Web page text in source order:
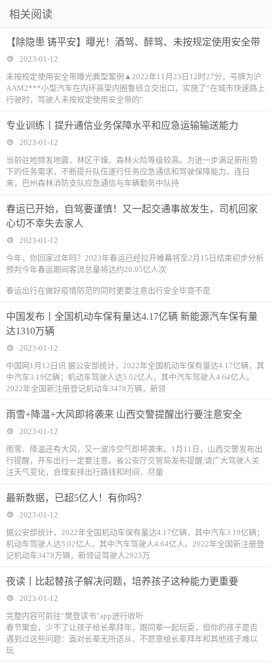
相关阅读
【除隐患 铸平安】曝光！酒驾、醉驾、未按规定使用安全带
2023-01-12
未按规定使用安全带曝光典型案例▲2022年11月23日12时27分，号牌为沪
AAM2***小型汽车在内环高架内圈鲁班立交出口，实施了“在城市快速路上
行驶时，驾驶人未按规定使用安全带的”
专业训练丨提升通信业务保障水平和应急运输输送能力
2023-01-12
当前驻地频发地震，林区干燥，森林火险等级较高。为进一步满足新形势
下的任务需求，不断提升队伍遂行任务应急通信和驾驶保障能力，连日
来，巴州森林消防支队应急通信与车辆勤务中队持
春运已开始，自驾要谨慎！又一起交通事故发生，司机回家
心切不幸失去家人
2023-01-12
今年，你回家过年吗？2023年春运已经拉开帷幕将至2月15日结束初步分析
预判今年春运期间客流总量将达约20.95亿人次
春运出行在做好疫情防范的同时更要注意出行安全毕竟不是
中国发布丨全国机动车保有量达4.17亿辆 新能源汽车保有量
达1310万辆
2023-01-12
中国网1月12日讯 据公安部统计，2022年全国机动车保有量达4.17亿辆，其
中汽车3.19亿辆；机动车驾驶人达5.02亿人，其中汽车驾驶人4.64亿人。
2022年全国新注册登记机动车3478万辆，新领
雨雪+降温+大风即将袭来 山西交警提醒出行要注意安全
2023-01-12
雨雪、降温还有大风，又一波冷空气即将袭来。1月11日，山西交警发布出
行提醒，开车出行一定要注意。省公安厅交管局发布提醒,请广大驾驶人关
注天气变化，合理安排出行路线和时间，尽量
最新数据，已超5亿人！有你吗？
2023-01-12
据公安部统计，2022年全国机动车保有量达4.17亿辆，其中汽车3.19亿辆；
机动车驾驶人达5.02亿人，其中汽车驾驶人4.64亿人。2022年全国新注册登
记机动车3478万辆，新领证驾驶人2923万
夜读丨比起替孩子解决问题，培养孩子这种能力更重要
2023-01-12
完整内容可前往“樊登读书”app进行收听
春节聚会，少不了让孩子给长辈拜年，跟同辈一起玩耍，但你的孩子是否
遇到过这些问题：面对长辈无所适从，不愿意给长辈拜年和其他孩子难以
玩